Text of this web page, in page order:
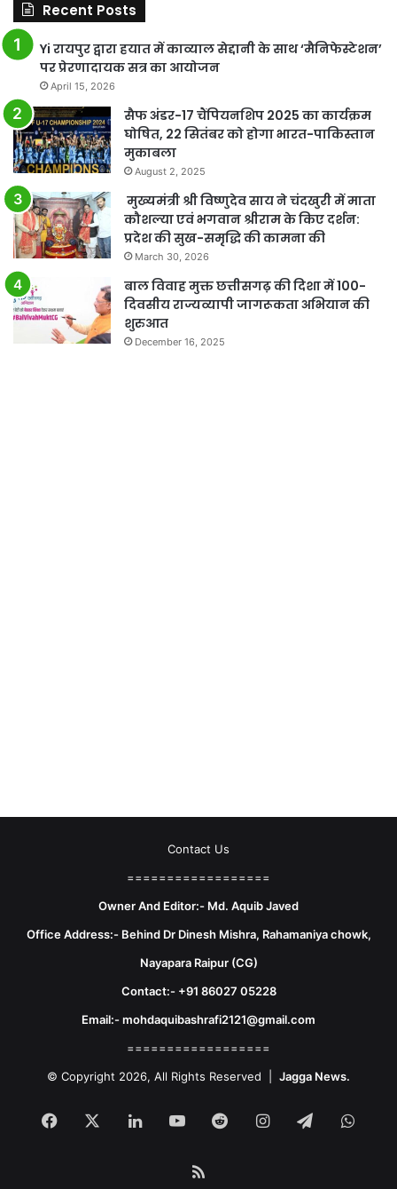
Recent Posts
Yi रायपुर द्वारा हयात में काव्याल सेद्दानी के साथ ‘मैनिफेस्टेशन’
पर प्रेरणादायक सत्र का आयोजन
April 15, 2026
सैफ अंडर-17 चैंपियनशिप 2025 का कार्यक्रम
घोषित, 22 सितंबर को होगा भारत-पाकिस्तान
मुकाबला
August 2, 2025
मुख्यमंत्री श्री विष्णुदेव साय ने चंदखुरी में माता
कौशल्या एवं भगवान श्रीराम के किए दर्शन:
प्रदेश की सुख-समृद्धि की कामना की
March 30, 2026
बाल विवाह मुक्त छत्तीसगढ़ की दिशा में 100-
दिवसीय राज्यव्यापी जागरूकता अभियान की
शुरुआत
December 16, 2025
Contact Us
==================
Owner And Editor:- Md. Aquib Javed
Office Address:- Behind Dr Dinesh Mishra, Rahamaniya chowk,
Nayapara Raipur (CG)
Contact:- +91 86027 05228
Email:- mohdaquibashrafi2121@gmail.com
==================
© Copyright 2026, All Rights Reserved | Jagga News.
Facebook LinkedInYouTubeRedditInstagram
Telegram
RSS